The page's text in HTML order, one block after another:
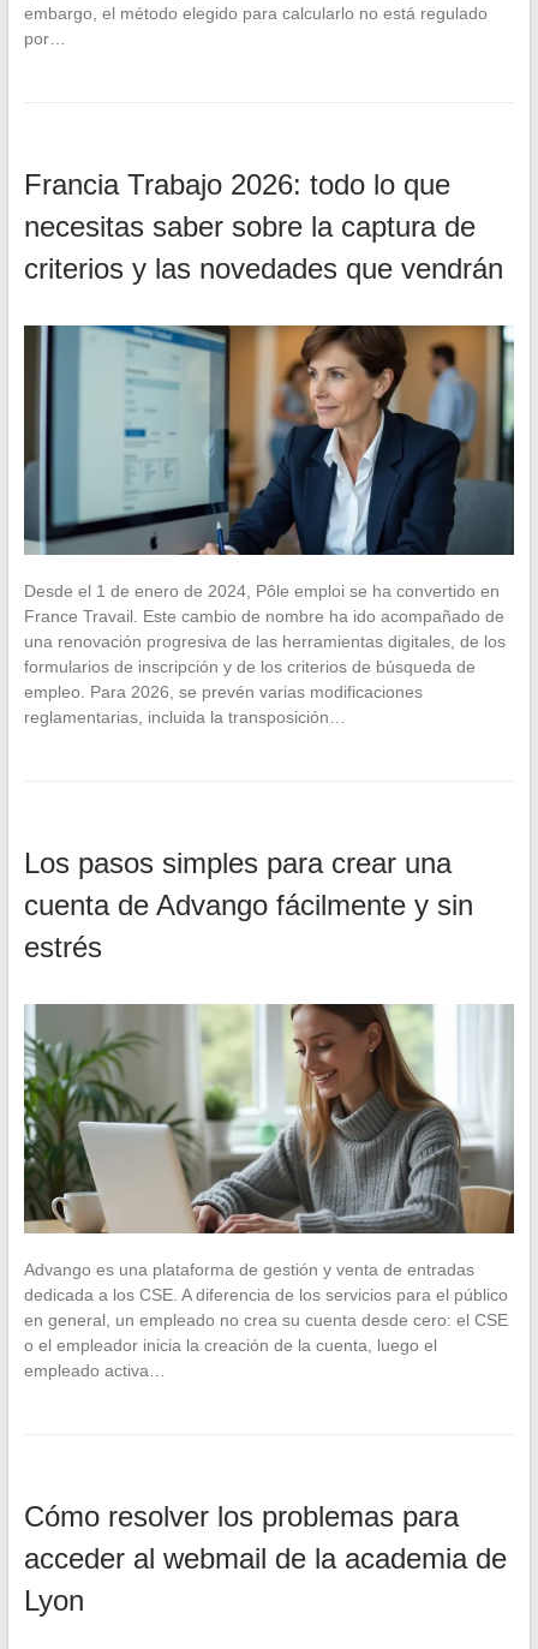
embargo, el método elegido para calcularlo no está regulado
por…
Francia Trabajo 2026: todo lo que
necesitas saber sobre la captura de
criterios y las novedades que vendrán
Desde el 1 de enero de 2024, Pôle emploi se ha convertido en
France Travail. Este cambio de nombre ha ido acompañado de
una renovación progresiva de las herramientas digitales, de los
formularios de inscripción y de los criterios de búsqueda de
empleo. Para 2026, se prevén varias modificaciones
reglamentarias, incluida la transposición…
Los pasos simples para crear una
cuenta de Advango fácilmente y sin
estrés
Advango es una plataforma de gestión y venta de entradas
dedicada a los CSE. A diferencia de los servicios para el público
en general, un empleado no crea su cuenta desde cero: el CSE
o el empleador inicia la creación de la cuenta, luego el
empleado activa…
Cómo resolver los problemas para
acceder al webmail de la academia de
Lyon